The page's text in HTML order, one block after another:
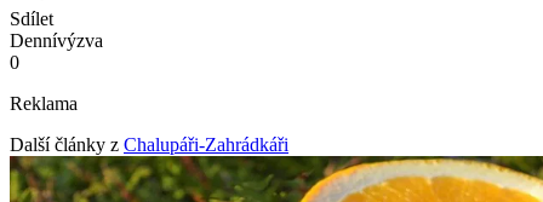
Sdílet
Dennívýzva
0
Reklama
Další články z Chalupáři-Zahrádkáři